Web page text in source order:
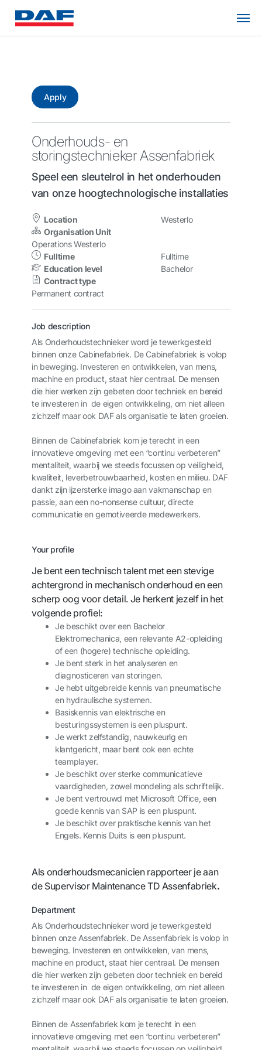
Apply
Onderhouds- en
storingstechnieker Assenfabriek
Speel een sleutelrol in het onderhouden
van onze hoogtechnologische installaties
Location
Westerlo
Organisation Unit
Operations Westerlo
Fulltime
Fulltime
Education level
Bachelor
Contract type
Permanent contract
Job description
Als Onderhoudstechnieker word je tewerkgesteld
binnen onze Cabinefabriek. De Cabinefabriek is volop
in beweging. Investeren en ontwikkelen, van mens,
machine en product, staat hier centraal. De mensen
die hier werken zijn gebeten door techniek en bereid
te investeren in de eigen ontwikkeling, om niet alleen
zichzelf maar ook DAF als organisatie te laten groeien.
Binnen de Cabinefabriek kom je terecht in een
innovatieve omgeving met een “continu verbeteren”
mentaliteit, waarbij we steeds focussen op veiligheid,
kwaliteit, leverbetrouwbaarheid, kosten en milieu. DAF
dankt zijn ijzersterke imago aan vakmanschap en
passie, aan een no-nonsense cultuur, directe
communicatie en gemotiveerde medewerkers.
Your profile
Je bent een technisch talent met een stevige
achtergrond in mechanisch onderhoud en een
scherp oog voor detail. Je herkent jezelf in het
volgende profiel:
Je beschikt over een Bachelor
Elektromechanica, een relevante A2-opleiding
of een (hogere) technische opleiding.
Je bent sterk in het analyseren en
diagnosticeren van storingen.
Je hebt uitgebreide kennis van pneumatische
en hydraulische systemen.
Basiskennis van elektrische en
besturingssystemen is een pluspunt.
Je werkt zelfstandig, nauwkeurig en
klantgericht, maar bent ook een echte
teamplayer.
Je beschikt over sterke communicatieve
vaardigheden, zowel mondeling als schriftelijk.
Je bent vertrouwd met Microsoft Office, een
goede kennis van SAP is een pluspunt.
Je beschikt over praktische kennis van het
Engels. Kennis Duits is een pluspunt.
Als onderhoudsmecanicien rapporteer je aan
de Supervisor Maintenance TD Assenfabriek.
Department
Als Onderhoudstechnieker word je tewerkgesteld
binnen onze Assenfabriek. De Assenfabriek is volop in
beweging. Investeren en ontwikkelen, van mens,
machine en product, staat hier centraal. De mensen
die hier werken zijn gebeten door techniek en bereid
te investeren in de eigen ontwikkeling, om niet alleen
zichzelf maar ook DAF als organisatie te laten groeien.
Binnen de Assenfabriek kom je terecht in een
innovatieve omgeving met een “continu verbeteren”